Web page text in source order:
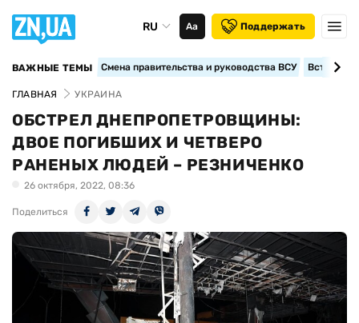
RU Аа Поддержать
ВАЖНЫЕ ТЕМЫ Смена правительства и руководства ВСУ
ГЛАВНАЯ УКРАИНА
ОБСТРЕЛ ДНЕПРОПЕТРОВЩИНЫ:
ДВОЕ ПОГИБШИХ И ЧЕТВЕРО
РАНЕНЫХ ЛЮДЕЙ – РЕЗНИЧЕНКО
26 октября, 2022, 08:36
Поделиться